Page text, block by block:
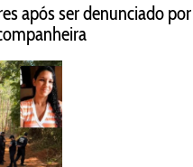
após ser denunciado por